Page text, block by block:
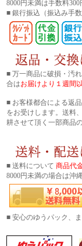
8000円未満は手数料
■ 銀行振込 （振込み手
■ 万一商品に破損・汚
合はお届けより１週間
■ お客様都合による返
をお受けします。送料
耕させて頂く一部商品
■ 送料について 商品代
8000円未満の場合は沖
■ 安心のゆうパック、
【時間